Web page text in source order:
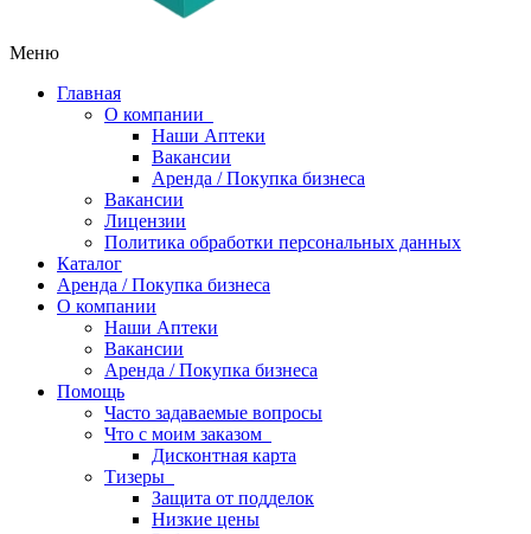
Меню
Главная
О компании
Наши Аптеки
Вакансии
Аренда / Покупка бизнеса
Вакансии
Лицензии
Политика обработки персональных данных
Каталог
Аренда / Покупка бизнеса
О компании
Наши Аптеки
Вакансии
Аренда / Покупка бизнеса
Помощь
Часто задаваемые вопросы
Что с моим заказом
Дисконтная карта
Тизеры
Защита от подделок
Низкие цены